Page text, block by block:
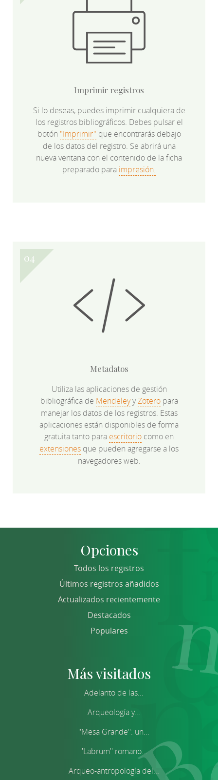
Imprimir registros
Si lo deseas, puedes imprimir cualquiera de
los registros bibliográficos. Debes pulsar el
botón "Imprimir" que encontrarás debajo
de los datos del registro. Se abrirá una
nueva ventana con el contenido de la ficha
preparado para impresión.
Metadatos
Utiliza las aplicaciones de gestión
bibliográfica de MendeleyyZoteropara
manejar los datos de los registros. Estas
aplicaciones están disponibles de forma
gratuita tanto para escritorio como en
extensiones que pueden agregarse a los
navegadores web.
Opciones
Todos los registros
Últimos registros añadidos
Actualizados recientemente
Destacados
Populares
Más visitados
Adelanto de las...
Arqueología y...
''Mesa Grande'': un...
''Labrum'' romano...
Arqueo-antropología del...